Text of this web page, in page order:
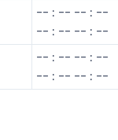
-- : -- -- : --
-- : -- -- : --
-- : -- -- : --
-- : -- -- : --